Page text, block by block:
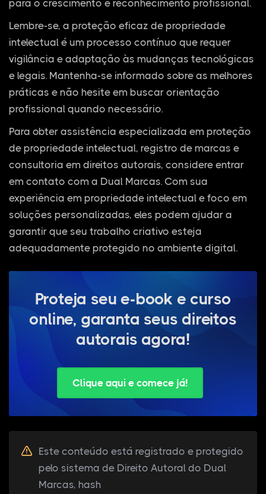
para o crescimento e reconhecimento profissional.
Lembre-se, a proteção eficaz de propriedade
intelectual é um processo contínuo que requer
vigilância e adaptação às mudanças tecnológicas
e legais. Mantenha-se informado sobre as melhores
práticas e não hesite em buscar orientação
profissional quando necessário.
Para obter assistência especializada em proteção
de propriedade intelectual, registro de marcas e
consultoria em direitos autorais, considere entrar
em contato com a Dual Marcas. Com sua
experiência em propriedade intelectual e foco em
soluções personalizadas, eles podem ajudar a
garantir que seu trabalho criativo esteja
adequadamente protegido no ambiente digital.
Proteja seu e-book e curso
online, garanta seus direitos
autorais agora!
Clique aqui e comece já!
Este conteúdo está registrado e protegido
pelo sistema de Direito Autoral do Dual
Marcas, hash